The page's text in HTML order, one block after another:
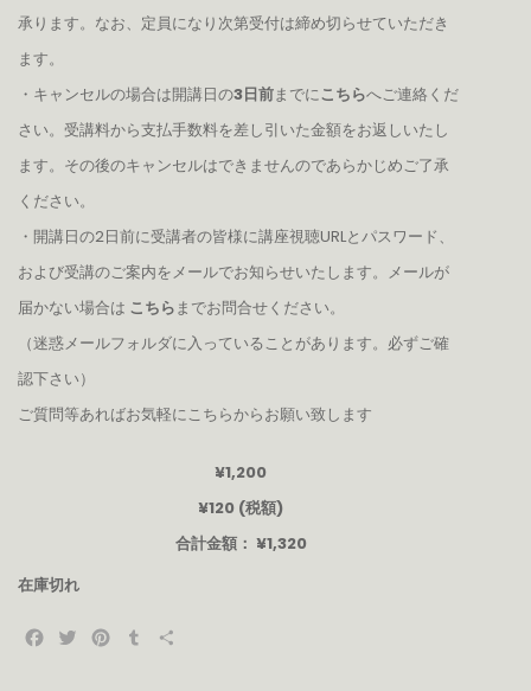
承ります。なお、定員になり次第受付は締め切らせていただき
ます。
・キャンセルの場合は開講日の3日前までにこちらへご連絡くだ
さい。受講料から支払手数料を差し引いた金額をお返しいたし
ます。その後のキャンセルはできませんのであらかじめご了承
ください。
・開講日の2日前に受講者の皆様に講座視聴URLとパスワード、
および受講のご案内をメールでお知らせいたします。メールが
届かない場合は こちらまでお問合せください。
（迷惑メールフォルダに入っていることがあります。必ずご確
認下さい）
ご質問等あればお気軽にこちらからお願い致します
¥1,200
¥120 (税額)
合計金額： ¥1,320
在庫切れ
Facebook
TwitterPinterest
Tumblr